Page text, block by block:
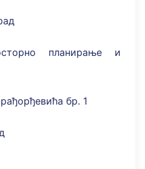
планирање и
бр. 1